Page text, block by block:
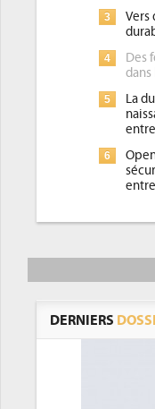
3
Vers
4
Des
5
La
6
DERNIERS